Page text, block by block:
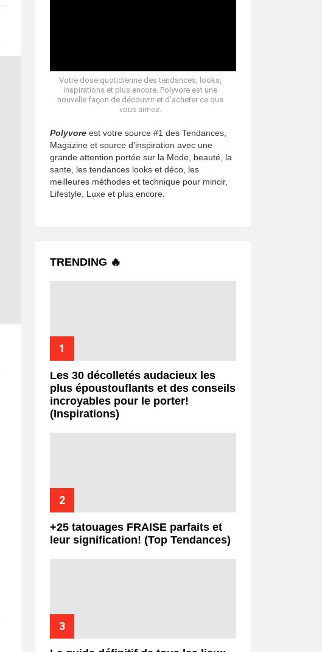
Votre dose quotidienne des tendances, looks,
inspirations et plus encore. Polyvore est une
nouvelle façon de découvrir et d’acheter ce que
vous aimez.
Polyvore est votre source #1 des Tendances,
Magazine et source d’inspiration avec une
grande attention portée sur la Mode, beauté, la
sante, les tendances looks et déco, les
meilleures méthodes et technique pour mincir,
Lifestyle, Luxe et plus encore.
TRENDING 🔥
Les 30 décolletés audacieux les
plus époustouflants et des conseils
incroyables pour le porter!
(Inspirations)
+25 tatouages ​​FRAISE parfaits et
leur signification! (Top Tendances)